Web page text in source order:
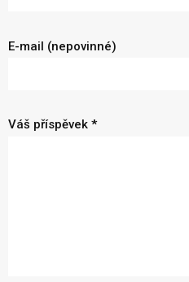
E-mail (nepovinné)
Váš příspěvek *